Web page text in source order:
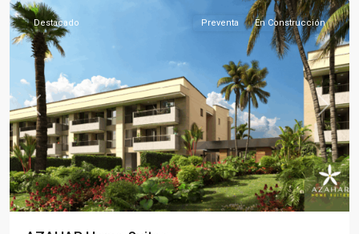
Previous Next
Destacado Preventa En Construcción